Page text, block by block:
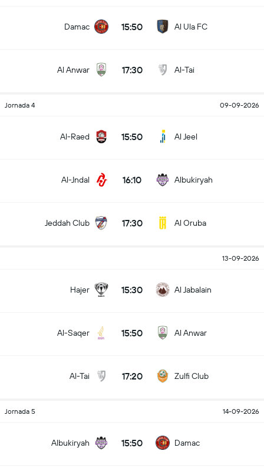
Damac 15:50 Al Ula FC
Al Anwar 17:30 Al-Tai
Jornada 4 09-09-2026
Al-Raed 15:50 Al Jeel
Al-Jndal 16:10 Albukiryah
Jeddah Club 17:30 Al Oruba
13-09-2026
Hajer 15:30 Al Jabalain
Al-Saqer 15:50 Al Anwar
Al-Tai 17:20 Zulfi Club
Jornada 5 14-09-2026
Albukiryah 15:50 Damac